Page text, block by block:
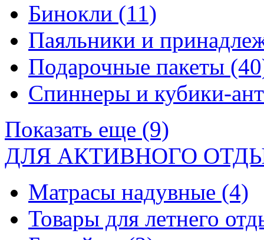
Бинокли (11)
Паяльники и
Подарочные пакеты
Спиннеры и кубики-
Показать еще (9)
ДЛЯ АКТИВНОГО
Матрасы надувные (4)
Товары для летнего